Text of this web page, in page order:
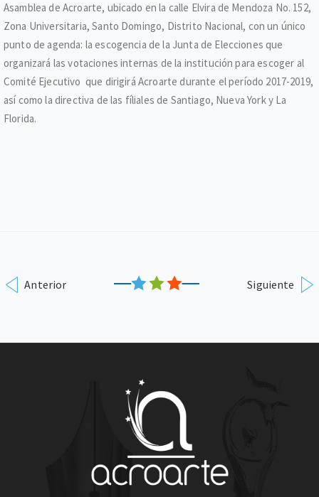
Asamblea de Acroarte, ubicado en la calle Elvira de Mendoza No. 152,
Zona Universitaria, Santo Domingo, Distrito Nacional, con un único
punto de agenda: la escogencia de la Junta de Elecciones que
organizará las votaciones internas de la institución para escoger al
Comité Ejecutivo que dirigirá Acroarte durante el período 2017-2019,
así como la directiva de las fíliales de Santiago, Nueva York y La
Florida.
Anterior Siguiente